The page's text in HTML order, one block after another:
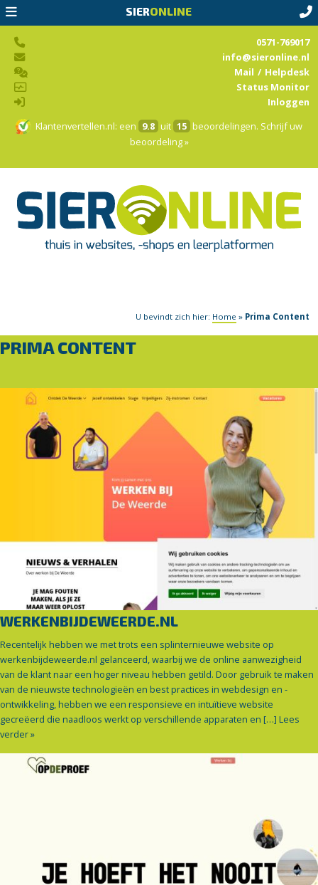
SIERONLINE
Klantenvertellen.nl: een 9.8 uit 15 beoordelingen. Schrijf uw
beoordeling »
0571-769017
info@sieronline.nl
Mail / Helpdesk
Status Monitor
Inloggen
U bevindt zich hier: Home » Prima Content
PRIMA CONTENT
WERKENBIJDEWEERDE.NL
Recentelijk hebben we met trots een splinternieuwe website op
werkenbijdeweerde.nl gelanceerd, waarbij we de online aanwezigheid
van de klant naar een hoger niveau hebben getild. Door gebruik te maken
van de nieuwste technologieën en best practices in webdesign en -
ontwikkeling, hebben we een responsieve en intuïtieve website
gecreëerd die naadloos werkt op verschillende apparaten en […] Lees
verder »